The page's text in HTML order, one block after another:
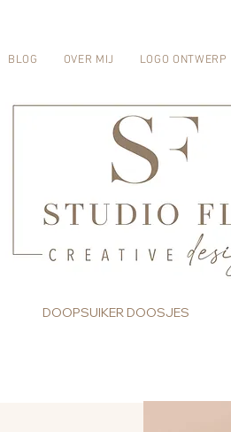
BLOG OVER MIJ LOGO ONTWERP
DOOPSUIKER DOOSJES